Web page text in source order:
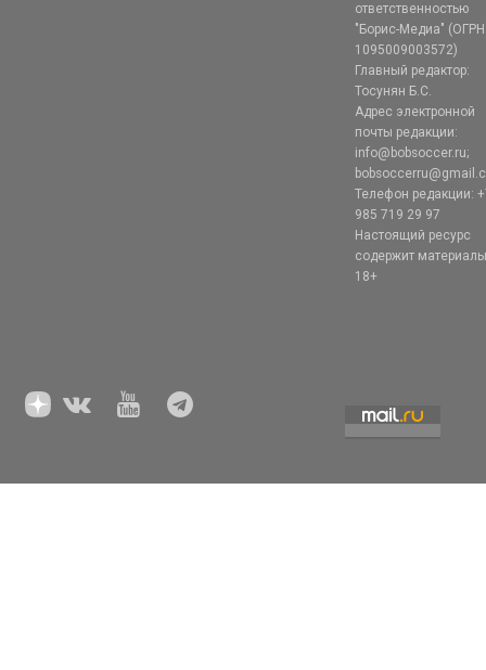
ответственностью
"Борис-Медиа" (ОГРН
1095009003572)
Главный редактор:
Тосунян Б.С.
Адрес электронной
почты редакции:
info@bobsoccer.ru;
Телефон редакции:
985 719 29 97
Настоящий ресурс
содержит
18+